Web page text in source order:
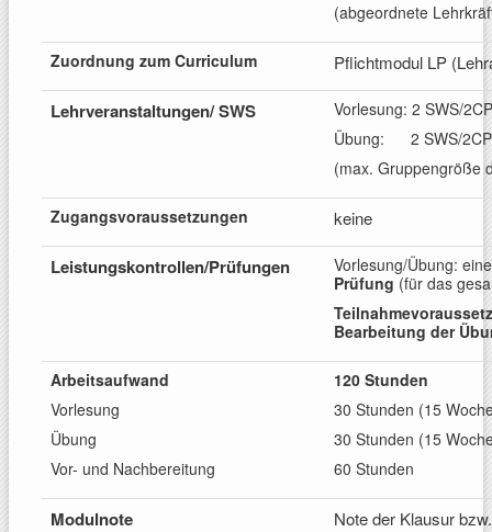
(abgeordnete
Zuordnung zum Curriculum Pflichtmodul LP
Lehrveranstaltungen/SWS
Vorlesung: 2 SWS/2CP
Übung: 2 SWS/2CP
(max. Gruppengröße
Zugangsvoraussetzungen keine
Leistungskontrollen/Prüfungen
Vorlesung/Übung:
Prüfung (für das
Bearbeitung der
Arbeitsaufwand
Vorlesung
Übung
Vor- und Nachbereitung
120 Stunden
30 Stunden (15
30 Stunden (15
60 Stunden
Modulnote Note der Klausur